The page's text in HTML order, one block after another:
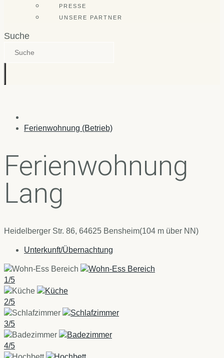
PRESSE
UNSERE PARTNER
Suche
Ferienwohnung (Betrieb)
Ferienwohnung
Lang
Heidelberger Str. 86, 64625 Bensheim(104 m über NN)
Unterkunft/Übernachtung
1/5
2/5
3/5
4/5